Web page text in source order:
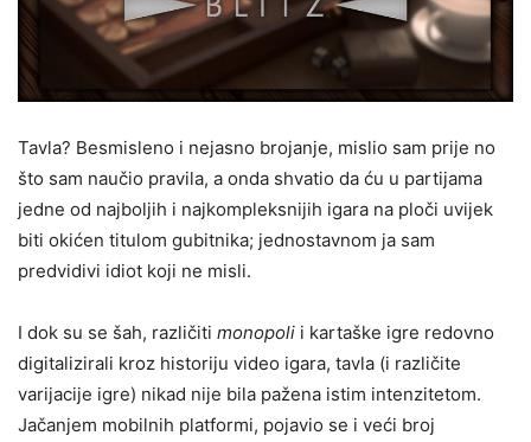
Tavla? Besmisleno i nejasno brojanje, mislio sam prije no
što sam naučio pravila, a onda shvatio da ću u partijama
jedne od najboljih i najkompleksnijih igara na ploči uvijek
biti okićen titulom gubitnika; jednostavnom ja sam
predvidivi idiot koji ne misli.
I dok su se šah, različiti monopoli i kartaške igre redovno
digitalizirali kroz historiju video igara, tavla (i različite
varijacije igre) nikad nije bila pažena istim intenzitetom.
Jačanjem mobilnih platformi, pojavio se i veći broj